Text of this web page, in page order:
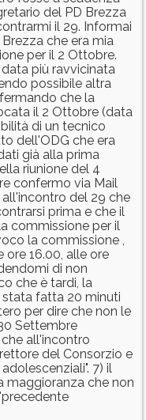
del PD Brezza
il 29. Informai
che era mia
per il 2 Ottobre.
più ravvicinata
possibile altra
che la
il 2 Ottobre (data
di un tecnico
dell'ODG che era
già alla prima
riunione del 4
confermo via Mail
del 29 che
prima e che il
commissione per il
la commissione ,
ore 16.00, alle ore
di non
che è tardi, la
fatta 20 minuti
per dire che non le
Settembre
all'incontro
del Consorzio e
7) il
che non